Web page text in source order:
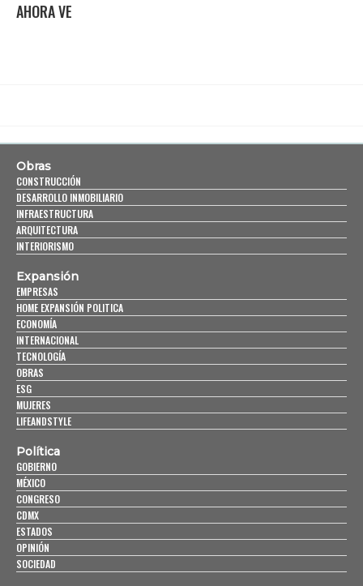
AHORA VE
Obras
CONSTRUCCIÓN
DESARROLLO INMOBILIARIO
INFRAESTRUCTURA
ARQUITECTURA
INTERIORISMO
Expansión
EMPRESAS
HOME EXPANSIÓN POLITICA
ECONOMÍA
INTERNACIONAL
TECNOLOGÍA
OBRAS
ESG
MUJERES
LIFEANDSTYLE
Política
GOBIERNO
MÉXICO
CONGRESO
CDMX
ESTADOS
OPINIÓN
SOCIEDAD